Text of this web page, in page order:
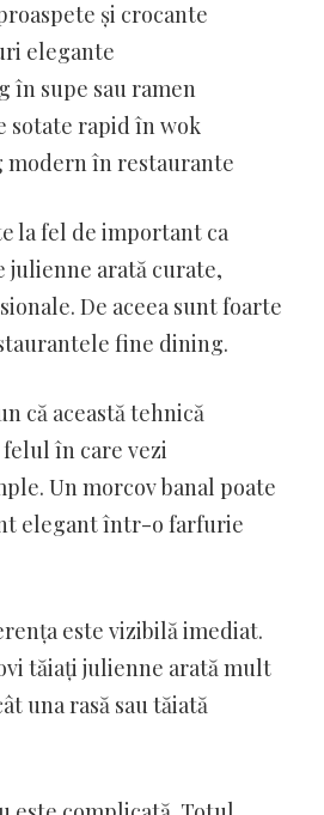
și crocante
elegante
supe sau ramen
sotate rapid în wok
în restaurante
la fel de important ca
julienne arată curate,
De aceea sunt foarte
fine dining.
că această tehnică
în care vezi
Un morcov banal poate
elegant într-o farfurie
este vizibilă imediat.
tăiați julienne arată mult
una rasă sau tăiată